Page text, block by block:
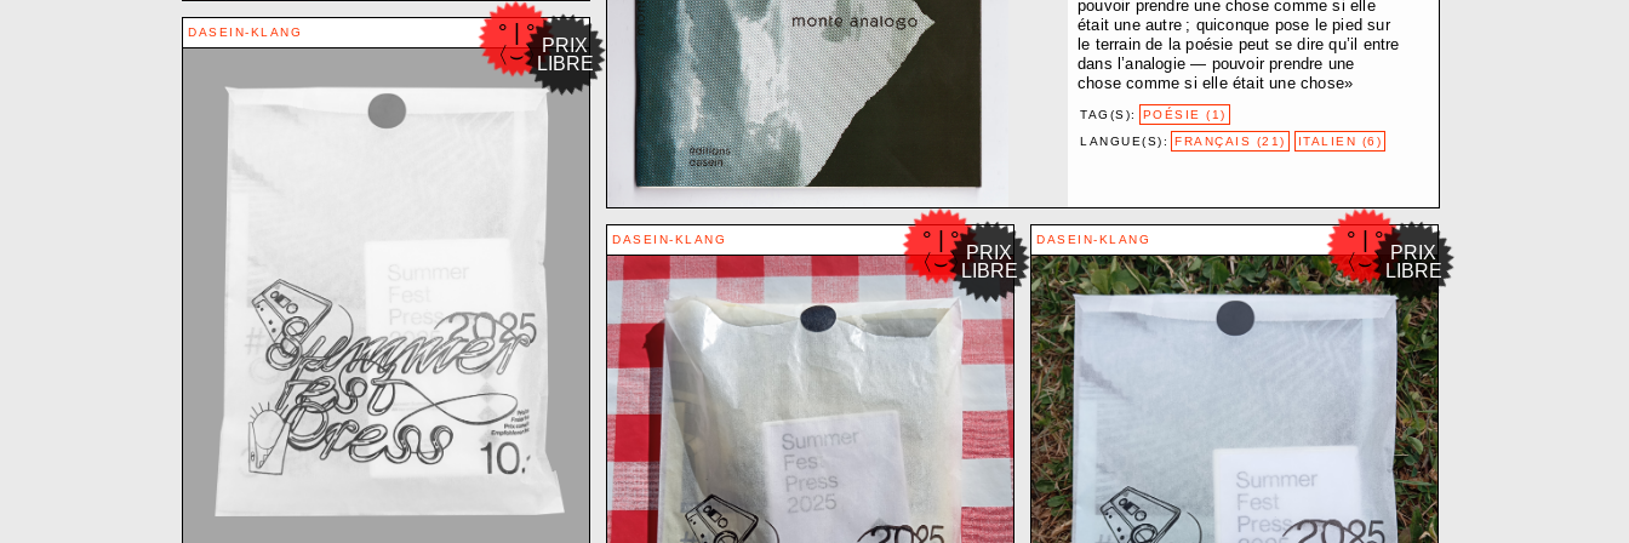
FLUMET JOËLLE
FRACTION EXTRÊME CENTRE
FRIGERI JONATHAN
GARDUÑO FLOR
GIANNINI FABRIZIO
GINDRE JÉRÉMIE
GLAISEN SARAH
GUADAGNOLI OLMO
HARITZ AGLAIA
HEBLER SANDRA
HENTSCH JÉRÔME
JOST NICI
pouvoir prendre une chose comme si elle
était une autre ; quiconque pose le pied sur
le terrain de la poésie peut se dire qu’il entre
dans l’analogie — pouvoir prendre une
chose comme si elle était une chose»
TAG(S):
POÉSIE (1)
LANGUE(S):
FRANÇAIS (21) ITALIEN (6)
DASEIN-KLANG
PRIX
LIBRE
° | °
〈⌣〉
DASEIN-KLANG
PRIX
LIBRE
° | °
〈⌣〉
DASEIN-KLANG
PRIX
LIBRE
° | °
〈⌣〉